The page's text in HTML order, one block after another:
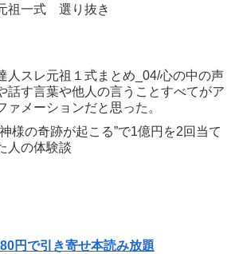
祖一式 選り抜き
人スレ元祖１式まとめ_04/心の中の声
話す言葉や他人の言うことすべてがア
ァメーションだと思った。
様の奇跡が起こる”で1億円を2回当て
人の体験談
円で引き寄せ本読み放題